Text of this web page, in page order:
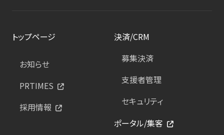
トップページ
お知らせ
PRTIMES
採用情報
決済/CRM
募集決済
支援者管理
セキュリティ
ポータル/集客